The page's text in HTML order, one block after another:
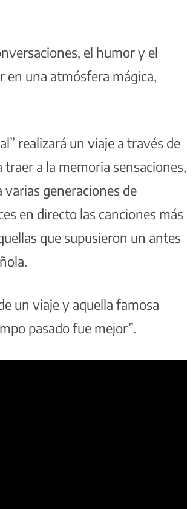
el humor y el
en una atmósfera mágica,
realizará un viaje a través de
traer a la memoria sensaciones,
generaciones de
en directo las canciones más
que supusieron un antes
un viaje y aquella famosa
pasado fue mejor”.